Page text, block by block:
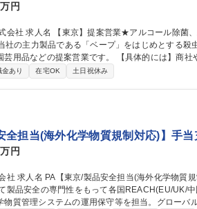
円
染みのフマキラー ◎WEB
芸用品などの提案営業です。 【具体的には】商
結するやりがいのある営業です ■弊社は海外でも
種 【東京】提案営業★アルコール除菌、殺虫剤でお馴染み
接可
金あり 在宅OK 土日祝休み
全担当(海外化学物質規制対応)】手
円
ックス 仕事の内
製品安全の専門性をもって各国REACH(EU/UK/
物質管理システムの運用保守等を担当。グローバ